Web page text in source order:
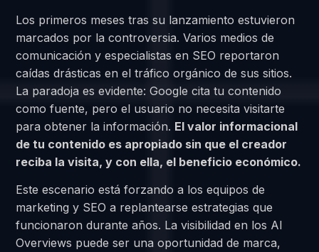
Los primeros meses tras su lanzamiento estuvieron
marcados por la controversia. Varios medios de
comunicación y especialistas en SEO reportaron
caídas drásticas en el tráfico orgánico de sus sitios.
La paradoja es evidente: Google cita tu contenido
como fuente, pero el usuario no necesita visitarte
para obtener la información. El valor informacional
de tu contenido es apropiado sin que el creador
reciba la visita, y con ella, el beneficio económico.
Este escenario está forzando a los equipos de
marketing y SEO a replantearse estrategias que
funcionaron durante años. La visibilidad en los AI
Overviews puede ser una oportunidad de marca,